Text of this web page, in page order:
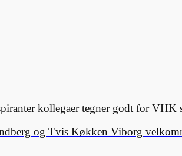
kollegaer tegner godt for VHK
og Tvis Køkken Viborg